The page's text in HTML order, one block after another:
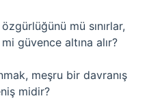
mü sınırlar,
güvence altına alır?
meşru bir davranış
midir?